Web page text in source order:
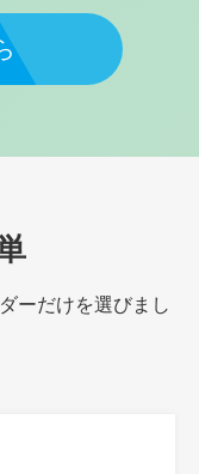
ーだけを選びまし